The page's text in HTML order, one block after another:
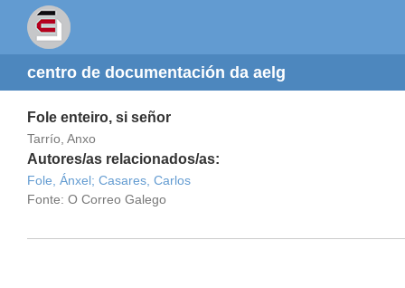
centro de documentación da aelg
Fole enteiro, si señor
Tarrío, Anxo
Autores/as relacionados/as:
Fole, Ánxel; Casares, Carlos
Fonte: O Correo Galego